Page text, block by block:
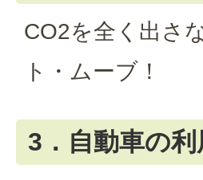
CO2を全く出さ
ト・ムーブ！
3．自動車の